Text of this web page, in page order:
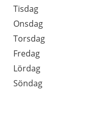
Tisdag
Onsdag
Torsdag
Fredag
Lördag
Söndag